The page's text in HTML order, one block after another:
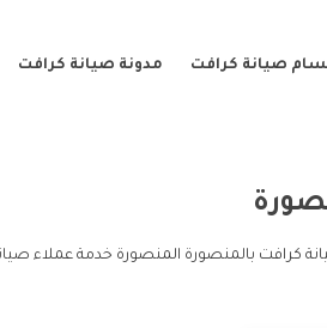
صيانة كرافت مدونة صيانة كرافت
كرافت بالمنصورة المنصورة خدمة عملاء